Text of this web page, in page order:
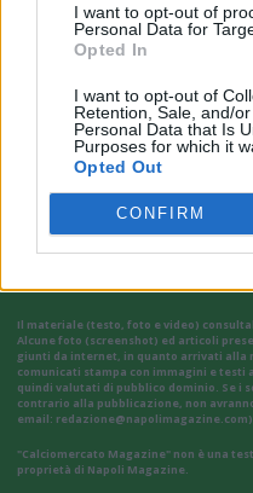
I want to opt-out of
Personal Data for
Opted In
I want to opt-out of
Retention, Sale, and/
Personal Data that Is
Purposes for which it
Opted Out
CONFIRM
VAI ALLA
Il materiale (testo, foto e video)
Alcune foto (screenshot) ed articoli
giunti da internet, in quanto arrivati
comunicati stampa con immagini e
quindi valutati di pubblico dominio. Se i
contrario alla pubblicazione, non
email: redazione@napolimagazine.com
"Calciomercato Magazine" non è una
proprietà di Napoli Magazine.